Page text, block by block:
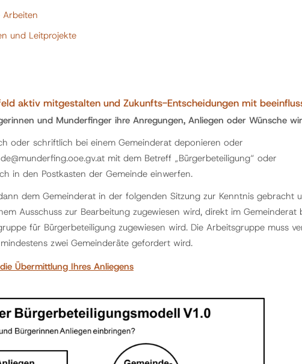
Arbeiten
und Leitprojekte
aktiv mitgestalten und Zukunfts-Entscheidungen mit
und Munderfinger ihre Anregungen, Anliegen oder Wünsche
oder schriftlich bei einem Gemeinderat deponieren oder
mit dem Betreff „Bürgerbeteiligung“ oder
in den Postkasten der Gemeinde einwerfen.
dem Gemeinderat in der folgenden Sitzung zur Kenntnis gebracht
Ausschuss zur Bearbeitung zugewiesen wird, direkt im Gemeinderat
für Bürgerbeteiligung zugewiesen wird. Die Arbeitsgruppe muss
zwei Gemeinderäte gefordert wird.
Übermittlung Ihres Anliegens